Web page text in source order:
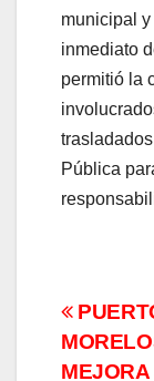
municipal
inmediato
permitió la
Pública
de
MEJORA